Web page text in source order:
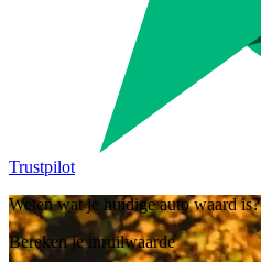
Trustpilot
Weten wat je huidige auto waard is?
Bereken je inruilwaarde